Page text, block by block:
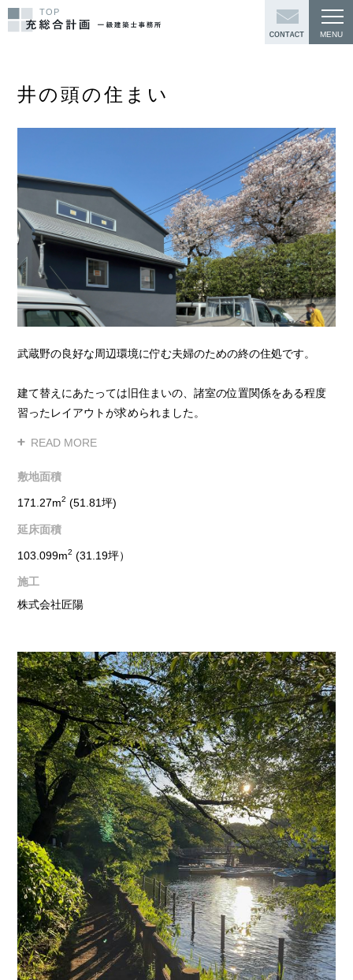
TOP
井の頭の住まい
敷地面積
171.27m2 (51.81坪)
延床面積
103.099m2 (31.19坪）
施工
株式会社匠陽
武蔵野の良好な周辺環境に佇む夫婦のための終の住処です。
建て替えにあたっては旧住まいの、諸室の位置関係をある程度
習ったレイアウトが求められました。
からも鑑賞可能な計画が求められました。
げ、周囲の良好な環境を借景とした窓を生活動線の要所に設
え、天井高の変化と相まって風景や陽の移ろいを愉しめる居心
地の良い住まいになりました。
暖房設備を導入し、快適な室内環境を得つつもランニングコス
トを抑えています。
上、繰り返しの大きな地震に充分に耐える制震構造も付加しま
した。
建築費の高止まりの無い背景下において、優先順位を見定める
ことで自然素材の使用を基本としつつ建物の性能も維持しまし
た。